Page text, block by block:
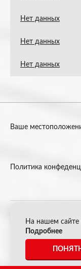
Нет данных
Нет данных
Нет данных
Ваше
Политика
© 2026 Акрон
*Все цены
офертой.
На нашем
Подробнее